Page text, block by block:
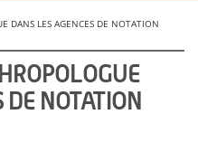
DANS LES AGENCES DE NOTATION
DE NOTATION